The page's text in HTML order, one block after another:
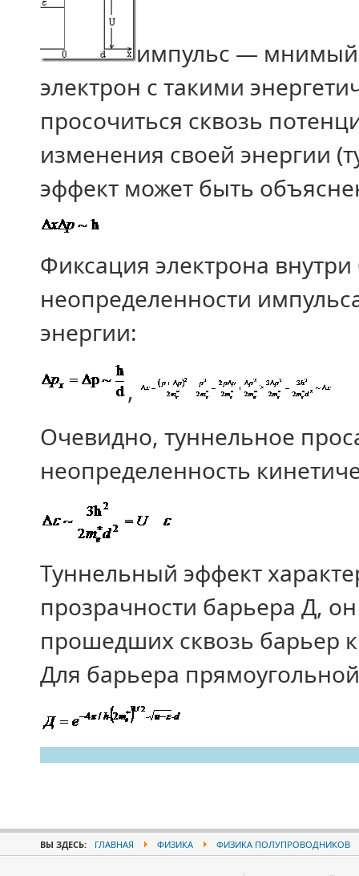
импульс — мнимый.
электрон с такими
просочиться сквозь
изменения своей энергии
эффект может быть
Фиксация электрона
неопределенности
энергии:
,
Очевидно, туннельное
неопределенность
Туннельный эффект
прозрачности барьера Д,
прошедших сквозь барьер
Для барьера
ВЫ ЗДЕСЬ: ГЛАВНАЯ ФИЗИКА ФИЗИКА ПОЛУПРОВОДНИКОВ